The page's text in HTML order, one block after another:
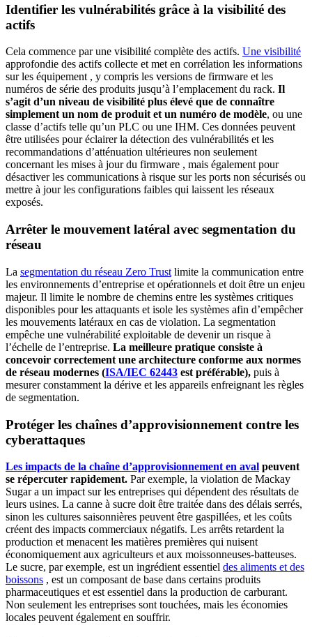
Identifier les vulnérabilités grâce à la visibilité des
actifs
Cela commence par une visibilité complète des actifs. Une visibilité
approfondie des actifs collecte et met en corrélation les informations
sur les équipement , y compris les versions de firmware et les
numéros de série des produits jusqu’à l’emplacement du rack. Il
s’agit d’un niveau de visibilité plus élevé que de connaître
simplement un nom de produit et un numéro de modèle, ou une
classe d’actifs telle qu’un PLC ou une IHM. Ces données peuvent
être utilisées pour éclairer la détection des vulnérabilités et les
recommandations d’atténuation ultérieures non seulement
concernant les mises à jour du firmware , mais également pour
désactiver les communications à risque sur les ports non sécurisés ou
mettre à jour les configurations faibles qui laissent les réseaux
exposés.
Arrêter le mouvement latéral avec segmentation du
réseau
La segmentation du réseau Zero Trust limite la communication entre
les environnements d’entreprise et opérationnels et doit être un enjeu
majeur. Il limite le nombre de chemins entre les systèmes critiques
disponibles pour les attaquants et isole les systèmes afin d’empêcher
les mouvements latéraux en cas de violation. La segmentation
empêche une vulnérabilité exploitable de devenir un risque à
l’échelle de l’entreprise. La meilleure pratique consiste à
concevoir correctement une architecture conforme aux normes
de réseau modernes (ISA/IEC 62443 est préférable), puis à
mesurer constamment la dérive et les appareils enfreignant les règles
de segmentation.
Protéger les chaînes d’approvisionnement contre les
cyberattaques
Les impacts de la chaîne d’approvisionnement en aval peuvent
se répercuter rapidement. Par exemple, la violation de Mackay
Sugar a un impact sur les entreprises qui dépendent des résultats de
leurs usines. La canne à sucre doit être traitée dans des délais serrés,
sinon les cultures saisonnières peuvent être gaspillées, et les coûts
créent des impacts commerciaux négatifs. Les arrêts retardent la
production et menacent les matières premières qui nuisent
économiquement aux agriculteurs et aux moissonneuses-batteuses.
Le sucre, par exemple, est un ingrédient essentiel des aliments et des
boissons , est un composant de base dans certains produits
pharmaceutiques et est essentiel dans la production de carburant.
Non seulement les entreprises sont touchées, mais les économies
locales peuvent également en souffrir.